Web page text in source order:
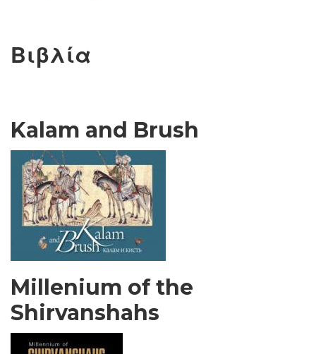
Βιβλία
Kalam and Brush
Millenium of the
Shirvanshahs